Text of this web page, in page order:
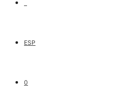
ESP
0